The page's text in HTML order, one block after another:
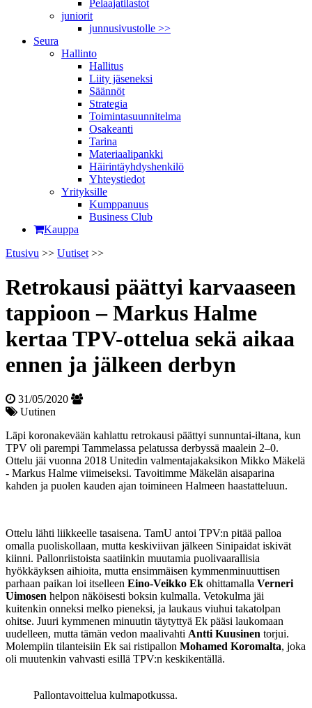
Pelaajatilastot
juniorit
junnusivustolle >>
Seura
Hallinto
Hallitus
Liity jäseneksi
Säännöt
Strategia
Toimintasuunnitelma
Osakeanti
Tarina
Materiaalipankki
Häirintä­yhdyshenkilö
Yhteystiedot
Yrityksille
Kumppanuus
Business Club
Kauppa
Etusivu >> Uutiset >>
Retrokausi päättyi karvaaseen
tappioon – Markus Halme
kertaa TPV-ottelua sekä aikaa
ennen ja jälkeen derbyn
31/05/2020
Uutinen
Läpi koronakevään kahlattu retrokausi päättyi sunnuntai-iltana, kun
TPV oli parempi Tammelassa pelatussa derbyssä maalein 2–0.
Ottelu jäi vuonna 2018 Unitedin valmentajakaksikon Mikko Mäkelä
- Markus Halme viimeiseksi. Tavoitimme Mäkelän aisaparina
kahden ja puolen kauden ajan toimineen Halmeen haastatteluun.
Ottelu lähti liikkeelle tasaisena. TamU antoi TPV:n pitää palloa
omalla puoliskollaan, mutta keskiviivan jälkeen Sinipaidat iskivät
kiinni. Pallonriistoista saatiinkin muutamia puolivaarallisia
hyökkäyksen aihioita, mutta ensimmäisen kymmenminuuttisen
parhaan paikan loi itselleen Eino-Veikko Ek ohittamalla Verneri
Uimosen helpon näköisesti boksin kulmalla. Vetokulma jäi
kuitenkin onneksi melko pieneksi, ja laukaus viuhui takatolpan
ohitse. Juuri kymmenen minuutin täytyttyä Ek pääsi laukomaan
uudelleen, mutta tämän vedon maalivahti Antti Kuusinen torjui.
Molempiin tilanteisiin Ek sai ristipallon Mohamed Koromalta, joka
oli muutenkin vahvasti esillä TPV:n keskikentällä.
Pallontavoittelua kulmapotkussa.